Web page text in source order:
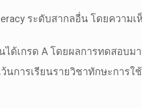
ระดับสากลอื่น โดยควา
ได้เกรด A โดยผลการทดสอบ
การเรียนรายวิชาทักษะการ